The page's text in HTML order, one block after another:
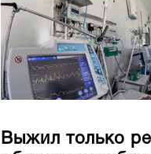
Выжил только